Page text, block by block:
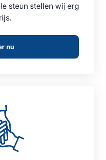
steun stellen wij erg
nu